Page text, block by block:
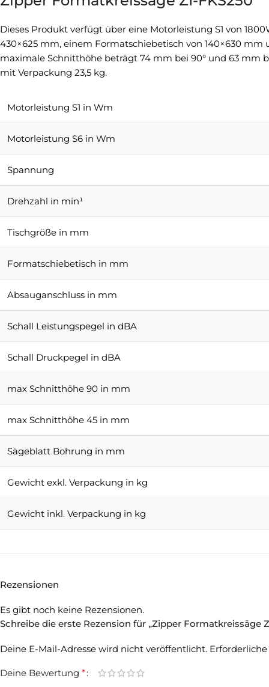
Dieses Produkt verfügt über eine Motorleistung S1 von
430×625 mm, einem Formatschiebetisch von 140×630
maximale Schnitthöhe beträgt 74 mm bei 90° und 63 mm
mit Verpackung 23,5 kg.
Motorleistung S1 in Wm
Motorleistung S6 in Wm
Spannung
Drehzahl in min¹
Tischgröße in mm
Formatschiebetisch in mm
Absauganschluss in mm
Schall Leistungspegel in dBA
Schall Druckpegel in dBA
max Schnitthöhe 90 in mm
max Schnitthöhe 45 in mm
Sägeblatt Bohrung in mm
Gewicht exkl. Verpackung in kg
Gewicht inkl. Verpackung in kg
Rezensionen
Es gibt noch keine Rezensionen.
Schreibe die erste Rezension für „Zipper Formatkreissäge
Deine E-Mail-Adresse wird nicht veröffentlicht.
Deine Bewertung *